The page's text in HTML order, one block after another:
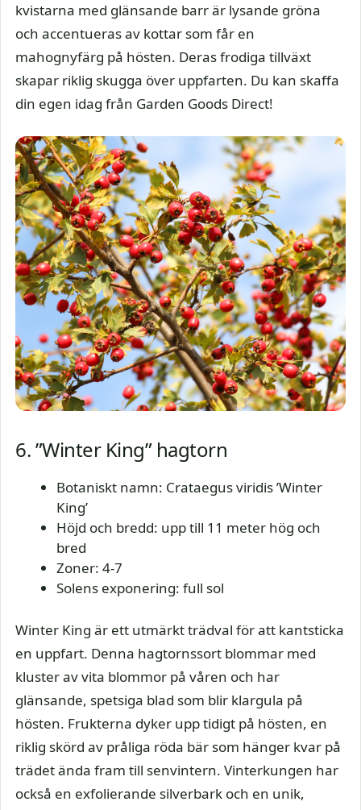
kvistarna med glänsande barr är lysande gröna
och accentueras av kottar som får en
mahognyfärg på hösten. Deras frodiga tillväxt
skapar riklig skugga över uppfarten. Du kan skaffa
din egen idag från Garden Goods Direct!
6. ”Winter King” hagtorn
Botaniskt namn: Crataegus viridis ’Winter
King’
Höjd och bredd: upp till 11 meter hög och
bred
Zoner: 4-7
Solens exponering: full sol
Winter King är ett utmärkt trädval för att kantsticka
en uppfart. Denna hagtornssort blommar med
kluster av vita blommor på våren och har
glänsande, spetsiga blad som blir klargula på
hösten. Frukterna dyker upp tidigt på hösten, en
riklig skörd av pråliga röda bär som hänger kvar på
trädet ända fram till senvintern. Vinterkungen har
också en exfolierande silverbark och en unik,